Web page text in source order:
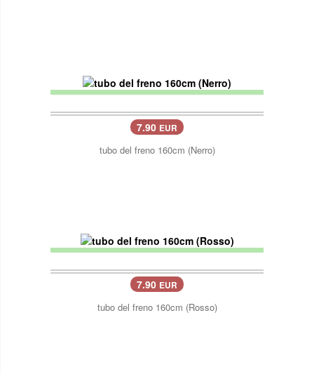
7.90 EUR
tubo del freno 160cm (Nerro)
7.90 EUR
tubo del freno 160cm (Rosso)